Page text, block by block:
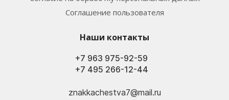
Соглашение пользователя
Наши контакты
+7 495 266-12-44
+7 963 975-92-59
znakkachestva7@mail.ru